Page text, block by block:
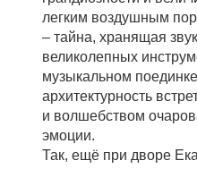
легким воздушным
– тайна, хранящая
великолепных
музыкальном
архитектурность
и волшебством
эмоции.
Так, ещё при дворе